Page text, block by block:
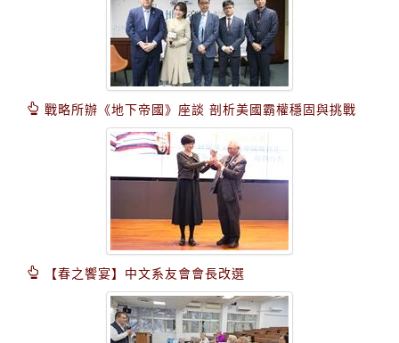
戰略所辦《地下帝國》座談 剖析美國霸權穩固與挑戰
【春之饗宴】中文系友會會長改選